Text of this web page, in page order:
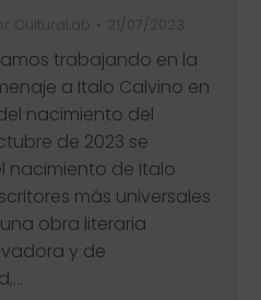
CulturaLab 21/07/2023
trabajando en la
a Italo Calvino en
nacimiento del
de 2023 se
nacimiento de Italo
más universales
obra literaria
y de